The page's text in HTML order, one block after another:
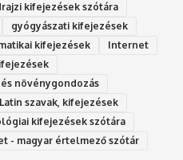
kifejezések szótára
gyógyászati kifejezések
kifejezések
Internet
növénygondozás
Latin szavak, kifejezések
kifejezések szótára
- magyar értelmező szótár